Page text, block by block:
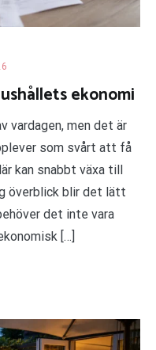
ekonomi
vardagen, men det är
som svårt att få
kan snabbt växa till
överblick blir det lätt
det inte vara
[…]